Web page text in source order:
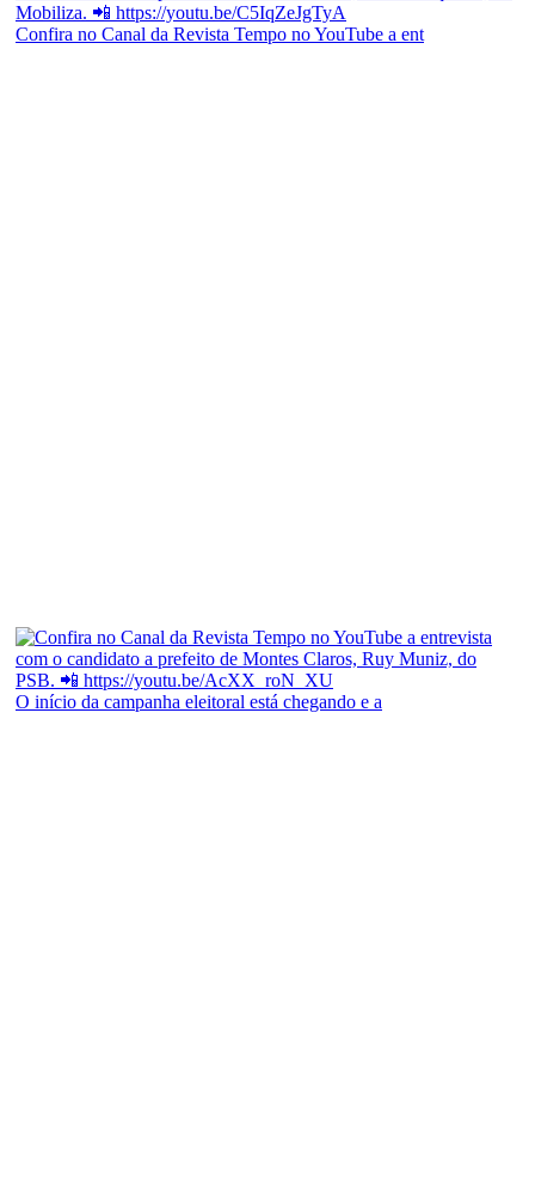
Confira no Canal da Revista Tempo no YouTube a ent
O início da campanha eleitoral está chegando e a